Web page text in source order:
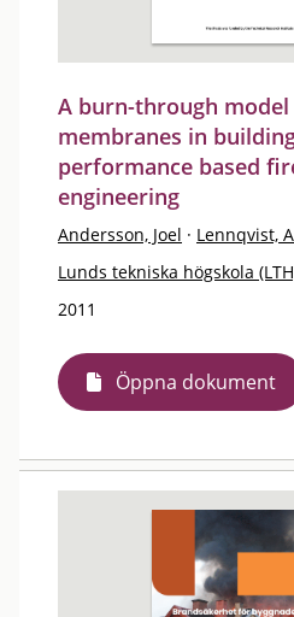
A burn-through
membranes in
performance based
engineering
Andersson, Joel · Lennqvist,
Lunds tekniska högskola
2011
Öppna dokument